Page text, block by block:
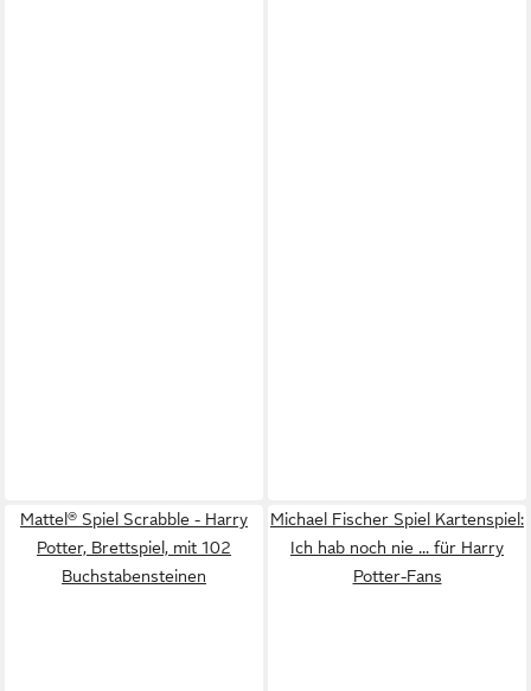
Mattel® Spiel Scrabble - Harry
Potter, Brettspiel, mit 102
Buchstabensteinen
Michael Fischer Spiel Kartenspiel:
Ich hab noch nie ... für Harry
Potter-Fans